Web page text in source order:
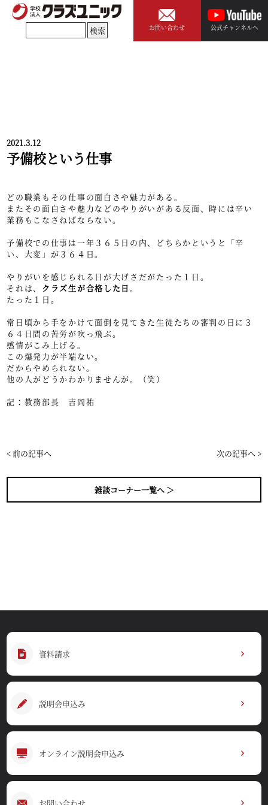
お問い合わせ 公式チャンネルへ
2021.3.12
予備校という仕事
どの職業もその仕事の面白さや魅力がある。
またその面白さや魅力などのやりがいがある反面、時には辛い
業務もこなさねばならない。
予備校での仕事は一年３６５日の内、どちらかというと「辛
い、大変」が３６４日。
やりがいを感じられる日が大げさだがたった１日。
それは、
クラズ生が合格した日。
たった１日。
常日頃から手をかけて面倒を見てきた生徒たちの審判の日に３
６４日間の苦労が吹っ飛ぶ。
感情がこみ上げる。
この爆発力が半端ない。
だからやめられない。
他の人がどうかわかりませんが。（笑）
記：教務部長 吉岡祐
< 前の記事へ
雑談コーナー一覧へ ＞
次の記事へ >
資料請求
説明会申込み
オンライン説明会申込み